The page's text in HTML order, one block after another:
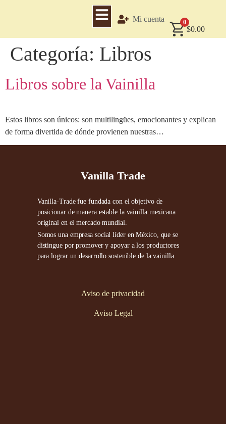
Mi cuenta 0
$0.00
Categoría: Libros
Libros sobre la Vainilla
Estos libros son únicos: son multilingües, emocionantes y explican
de forma divertida de dónde provienen nuestras…
Vanilla Trade
Vanilla-Trade fue fundada con el objetivo de
posicionar de manera estable la vainilla mexicana
original en el mercado mundial.
Somos una empresa social líder en México, que se
distingue por promover y apoyar a los productores
para lograr un desarrollo sostenible de la vainilla.
Aviso de privacidad
Aviso Legal